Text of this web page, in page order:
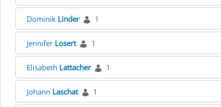
Dominik Linder 1
Jennifer Losert 1
Elisabeth Lattacher 1
Johann Laschat 1